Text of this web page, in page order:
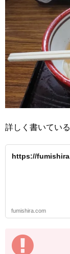
詳しく書いてい
https://
fumishira.com